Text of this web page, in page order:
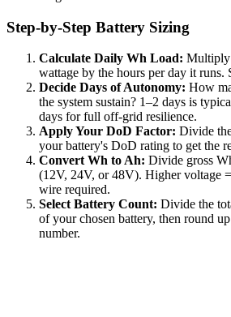
Step-by-Step Battery Sizing
Calculate Daily Wh Load: Multiply
wattage by the hours per day it runs.
Decide Days of Autonomy: How
the system sustain? 1–2 days is
days for full off-grid resilience.
Apply Your DoD Factor: Divide
your battery's DoD rating to get the
Convert Wh to Ah: Divide gross
(12V, 24V, or 48V). Higher voltage
wire required.
Select Battery Count: Divide the
of your chosen battery, then round
number.